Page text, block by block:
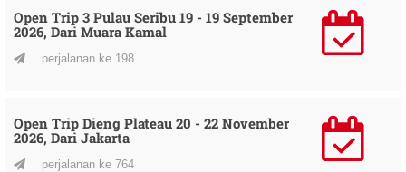
Open Trip 3 Pulau Seribu 19 - 19 September
2026, Dari Muara Kamal
perjalanan ke 198
Open Trip Dieng Plateau 20 - 22 November
2026, Dari Jakarta
perjalanan ke 764